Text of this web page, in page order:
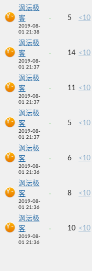
沨沄极
客
2019-08-
01 21:38
5 <10
沨沄极
客
2019-08-
01 21:37
14 <10
沨沄极
客
2019-08-
01 21:37
11 <10
沨沄极
客
2019-08-
01 21:37
5 <10
沨沄极
客
2019-08-
01 21:36
6 <10
沨沄极
客
2019-08-
01 21:36
8 <10
沨沄极
客
2019-08-
01 21:36
10 <10